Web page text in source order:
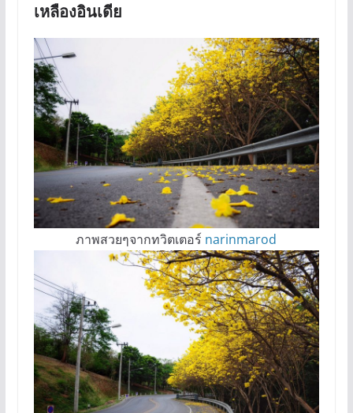
เหลืองอินเดีย
ภาพสวยๆจากทวิตเตอร์ narinmarod